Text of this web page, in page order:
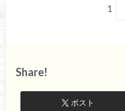
1
Share!
ポスト